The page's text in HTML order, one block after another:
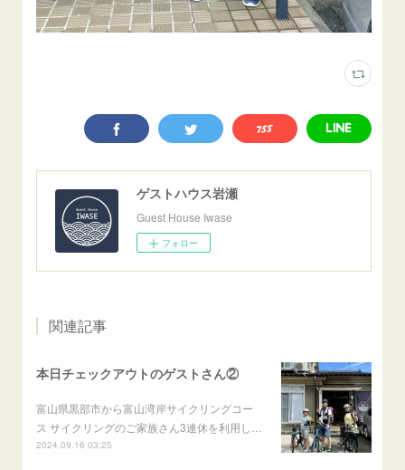
ゲストハウス岩瀬
Guest House Iwase
フォロー
関連記事
本日チェックアウトのゲストさん②
富山県黒部市から富山湾岸サイクリングコー
ス サイクリングのご家族さん3連休を利用し…
2024.09.16 03:25